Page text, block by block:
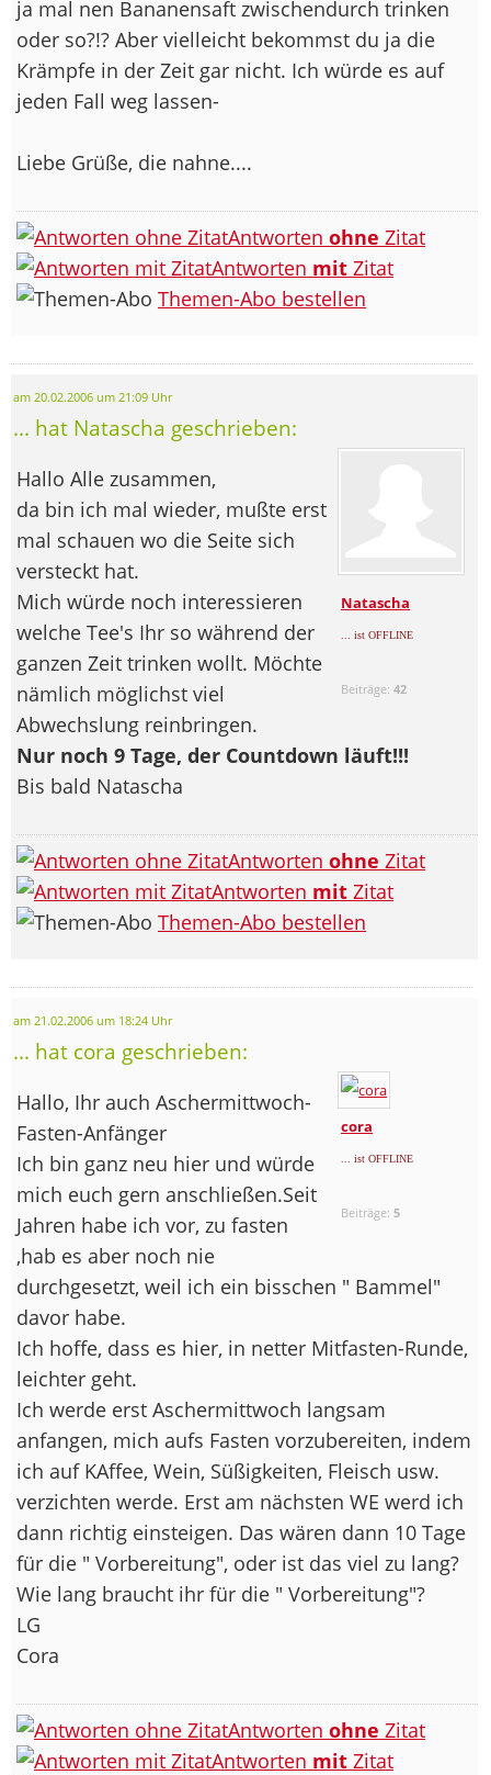
ja mal nen Bananensaft zwischendurch trinken
oder so?!? Aber vielleicht bekommst du ja die
Krämpfe in der Zeit gar nicht. Ich würde es auf
jeden Fall weg lassen-
Liebe Grüße, die nahne....
Antworten ohne Zitat
Antworten mit Zitat
Themen-Abo bestellen
am 20.02.2006 um 21:09 Uhr
... hat Natascha geschrieben:
Natascha
... ist OFFLINE
Beiträge:42
Hallo Alle zusammen,
da bin ich mal wieder, mußte erst
mal schauen wo die Seite sich
versteckt hat.
Mich würde noch interessieren
welche Tee's Ihr so während der
ganzen Zeit trinken wollt. Möchte
nämlich möglichst viel
Abwechslung reinbringen.
Nur noch 9 Tage, der Countdown läuft!!!
Bis bald Natascha
Antworten ohne Zitat
Antworten mit Zitat
Themen-Abo bestellen
am 21.02.2006 um 18:24 Uhr
... hat cora geschrieben:
cora
... ist OFFLINE
Beiträge:5
Hallo, Ihr auch Aschermittwoch-
Fasten-Anfänger
Ich bin ganz neu hier und würde
mich euch gern anschließen.Seit
Jahren habe ich vor, zu fasten
,hab es aber noch nie
durchgesetzt, weil ich ein bisschen " Bammel"
davor habe.
Ich hoffe, dass es hier, in netter Mitfasten-Runde,
leichter geht.
Ich werde erst Aschermittwoch langsam
anfangen, mich aufs Fasten vorzubereiten, indem
ich auf KAffee, Wein, Süßigkeiten, Fleisch usw.
verzichten werde. Erst am nächsten WE werd ich
dann richtig einsteigen. Das wären dann 10 Tage
für die " Vorbereitung", oder ist das viel zu lang?
Wie lang braucht ihr für die " Vorbereitung"?
LG
Cora
Antworten ohne Zitat
Antworten mit Zitat